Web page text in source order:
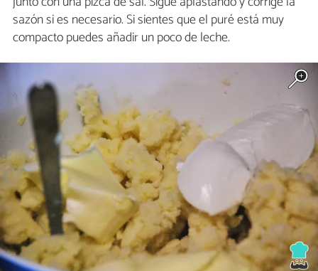
sazón si es necesario. Si sientes que el puré está muy
compacto puedes añadir un poco de leche.